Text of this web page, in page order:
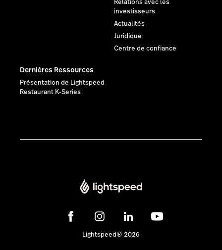
Relations avec les
investisseurs
Actualités
Juridique
Centre de confiance
Dernières Ressources
Présentation de Lightspeed
Restaurant K-Series
Lightspeed® 2026